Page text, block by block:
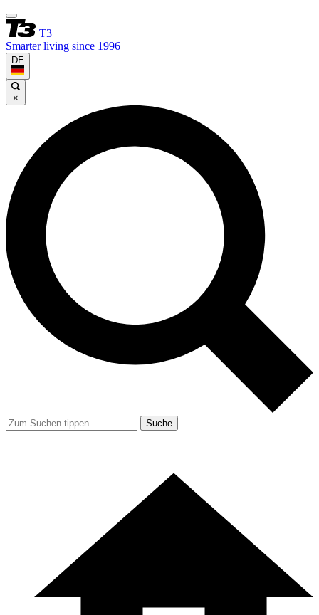
T3
Smarter living since 1996
DE
×
Suche